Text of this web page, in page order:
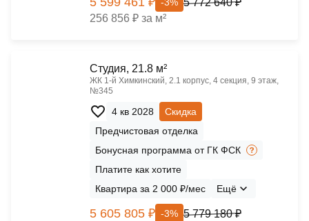
256 856 ₽ за м²
Cтудия, 21.8 м²
ЖК 1‑й Химкинский, 2.1 корпус, 4 секция, 9 этаж,
№345
4 кв 2028
Скидка
Предчистовая отделка
Бонусная программа от ГК ФСК
Платите как хотите
Квартира за 2 000 ₽/мес
Ещё
5 605 805 ₽ -3% 5 779 180 ₽